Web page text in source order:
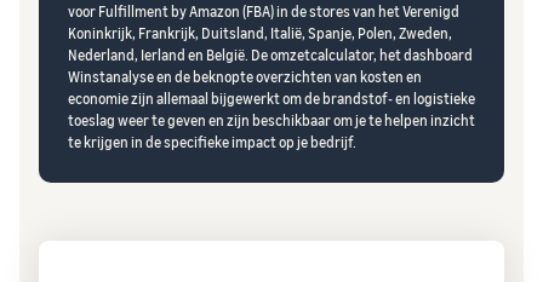
voor Fulfillment by Amazon (FBA) in de stores van het Verenigd
Koninkrijk, Frankrijk, Duitsland, Italië, Spanje, Polen, Zweden,
Nederland, Ierland en België. De omzetcalculator, het dashboard
Winstanalyse en de beknopte overzichten van kosten en
economie zijn allemaal bijgewerkt om de brandstof- en logistieke
toeslag weer te geven en zijn beschikbaar om je te helpen inzicht
te krijgen in de specifieke impact op je bedrijf.